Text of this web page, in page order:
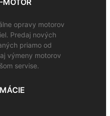
opravy motorov
Predaj nových
priamo od
výmeny motorov
servise.